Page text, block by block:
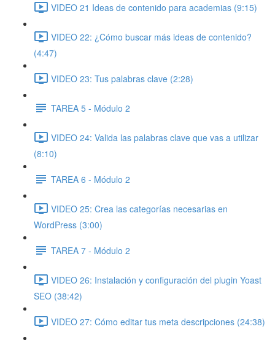
VIDEO 21 Ideas de contenido para academias (9:15)
VIDEO 22: ¿Cómo buscar más ideas de contenido?
(4:47)
VIDEO 23: Tus palabras clave (2:28)
TAREA 5 - Módulo 2
VIDEO 24: Valida las palabras clave que vas a utilizar
(8:10)
TAREA 6 - Módulo 2
VIDEO 25: Crea las categorías necesarias en
WordPress (3:00)
TAREA 7 - Módulo 2
VIDEO 26: Instalación y configuración del plugin Yoast
SEO (38:42)
VIDEO 27: Cómo editar tus meta descripciones (24:38)